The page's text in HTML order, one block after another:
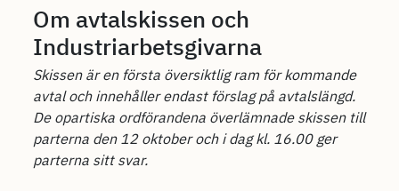
Om avtalskissen och
Industriarbetsgivarna
Skissen är en första översiktlig ram för kommande
avtal och innehåller endast förslag på avtalslängd.
De opartiska ordförandena överlämnade skissen till
parterna den 12 oktober och i dag kl. 16.00 ger
parterna sitt svar.